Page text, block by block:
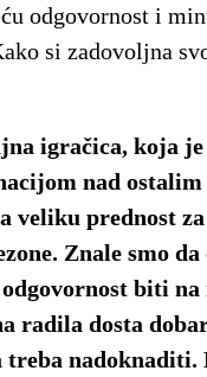
odgovornost i
si zadovoljna
igračica, koja je
nad ostalim
veliku prednost
Znale smo da
biti na
radila dosta
treba nadoknaditi.